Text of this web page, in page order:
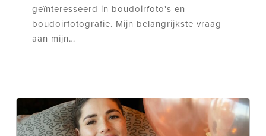
jezelf?
geïnteresseerd in boudoirfoto's en
boudoirfotografie. Mijn belangrijkste vraag
aan mijn…